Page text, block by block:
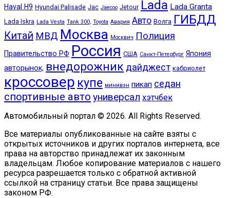
Haval H9 Hyundai Palisade Jac Jaecoo Jetour Lada Lada Granta
Lada Iskra Lada Vesta Tank 300, Toyota Авария Авто Волга ГИБДД
Китай МВД Москва Москвич Полиция
Правительство РФ Россия США Санкт-Петербург Япония
авторынок, внедорожник дайджест кабриолет
кроссовер купе минивэн пикап седан
спортивные авто универсал хэтчбек
Автомобильный портал © 2026. All Rights Reserved.
Все материалы опубликованные на сайте взяты с
открытых источников и других порталов интернета, все
права на авторство принадлежат их законным
владельцам. Любое копирование материалов с нашего
ресурса разрешается только с обратной активной
ссылкой на страницу статьи. Все права защищены
законом РФ.